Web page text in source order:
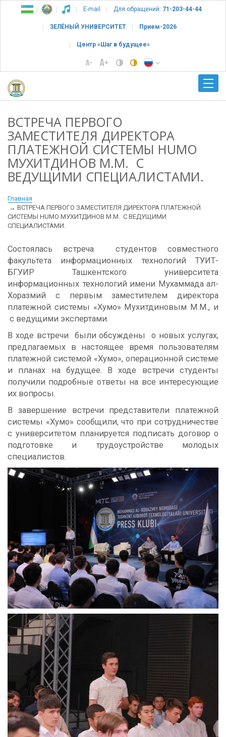
E-mail Для обращений: 71-203-44-44
ЗЕЛЁНЫЙ УНИВЕРСИТЕТ Прием-2026
Центр «Шаг в будущее»
ВСТРЕЧА ПЕРВОГО
ЗАМЕСТИТЕЛЯ ДИРЕКТОРА
ПЛАТЕЖНОЙ СИСТЕМЫ HUMO
МУХИТДИНОВ М.М. С
ВЕДУЩИМИ СПЕЦИАЛИСТАМИ.
Главная
ВСТРЕЧА ПЕРВОГО ЗАМЕСТИТЕЛЯ ДИРЕКТОРА ПЛАТЕЖНОЙ
СИСТЕМЫ HUMO МУХИТДИНОВ М.М. С ВЕДУЩИМИ
СПЕЦИАЛИСТАМИ.
Состоялась встреча студентов совместного
факультета информационных технологий ТУИТ-
БГУИР Ташкентского университета
информационных технологий имени Мухаммада ал-
Хоразмий с первым заместителем директора
платежной системы «Хумо» Мухитдиновым М.М., и
с ведущими экспертами.
В ходе встречи были обсуждены о новых услугах,
предлагаемых в настоящее время пользователям
платежной системой «Хумо», операционной системе
и планах на будущее. В ходе встречи студенты
получили подробные ответы на все интересующие
их вопросы.
В завершение встречи представители платежной
системы «Хумо» сообщили, что при сотрудничестве
с университетом планируется подписать договор о
подготовке и трудоустройстве молодых
специалистов.